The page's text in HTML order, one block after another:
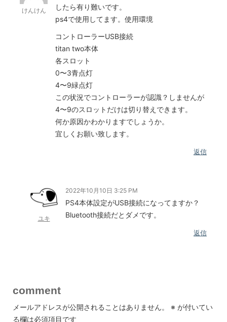
けんけん
したら有り難いです。
ps4で使用してます。使用環境
コントローラーUSB接続
titan two本体
各スロット
0〜3青点灯
4〜9緑点灯
この状況でコントローラーが認識？しませんが
4〜9のスロットだけは切り替えできます。
何か原因かわかりますでしょうか。
宜しくお願い致します。
返信
ユキ
2022年10月10日 3:25 PM
PS4本体設定がUSB接続になってますか？
Bluetooth接続だとダメです。
返信
comment
メールアドレスが公開されることはありません。 ※ が付いてい
る欄は必須項目です